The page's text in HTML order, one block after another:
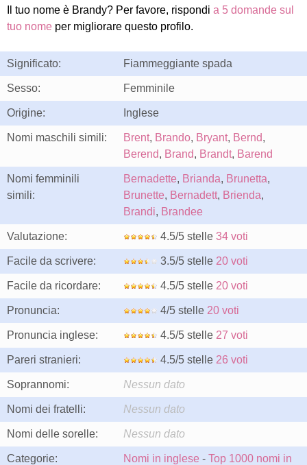
Il tuo nome è Brandy? Per favore, rispondi a 5 domande sul
tuo nome per migliorare questo profilo.
Significato: Fiammeggiante spada
Sesso: Femminile
Origine: Inglese
Nomi maschili simili: Brent, Brando, Bryant, Bernd,
Berend, Brand, Brandt, Barend
Nomi femminili
simili:
Bernadette, Brianda, Brunetta,
Brunette, Bernadett, Brienda,
Brandi, Brandee
Valutazione: 4.5/5 stelle 34 voti
Facile da scrivere: 3.5/5 stelle 20 voti
Facile da ricordare: 4.5/5 stelle 20 voti
Pronuncia: 4/5 stelle 20 voti
Pronuncia inglese: 4.5/5 stelle 27 voti
Pareri stranieri: 4.5/5 stelle 26 voti
Soprannomi: Nessun dato
Nomi dei fratelli: Nessun dato
Nomi delle sorelle: Nessun dato
Categorie: Nomi in inglese - Top 1000 nomi in